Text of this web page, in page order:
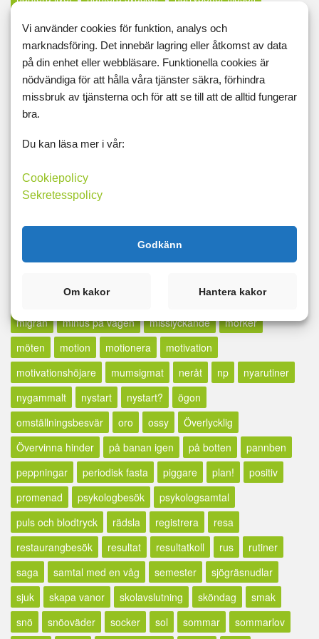
hinna ifatt
höstlov höstpromenad
huvudvärk
influensa inpsiration
inspiration
inspirerad
invänta sin själ jagkan
jäklar anamma
jobb
jobbarkompisar jobbet kallt kalorier
känsla
kdhv
knän
knäplastik kolhydratdjävulen
kolhydratjävul
läraryrket
lärdomar
lugn lurad
middag borta
midsommarkrasch
migrän
minus på vågen misslyckande
mörker
möten
motion motionera
motivation
motivationshöjare
mumsigmat neråt np
nyarutiner
nygammalt
nystart nystart?
ögon
omställningsbesvär
oro ossy
Överlycklig
Övervinna hinder
på banan igen på botten
pannben
peppningar
periodisk fasta piggare plan!
positiv
promenad
psykologbesök
psykologsamtal
puls och blodtryck
rädsla registrera
resa
restaurangbesök
resultat resultatkoll rus
rutiner
saga
samtal med en våg semester
sjögräsnudlar
sjuk
skapa vanor skolavslutning sköndag
smak
snö
snöoväder socker sol sommar
sommarlov
Vi använder cookies för funktion, analys och
marknadsföring. Det innebär lagring eller åtkomst av data
på din enhet eller webbläsare. Funktionella cookies är
nödvändiga för att hålla våra tjänster säkra, förhindra
missbruk av tjänsterna och för att se till att de alltid fungerar
bra.
Du kan läsa mer i vår:
Cookiepolicy
Sekretesspolicy
Godkänn
Om kakor Hantera kakor